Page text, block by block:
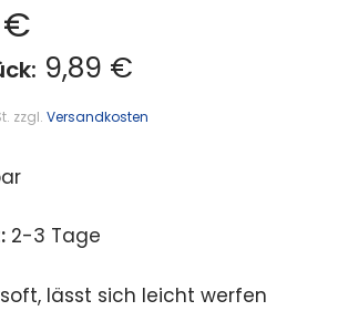
€
9,89 €
zzgl. Versandkosten
2-3 Tage
lässt sich leicht werfen